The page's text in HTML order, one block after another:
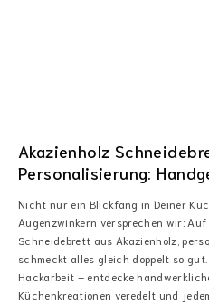
Akazienholz
Personalisierung:
Nicht nur ein Blickfang in Deiner
Augenzwinkern versprechen wir:
Schneidebrett aus Akazienholz,
schmeckt alles gleich doppelt so
Hackarbeit – entdecke
Küchenkreationen veredelt und